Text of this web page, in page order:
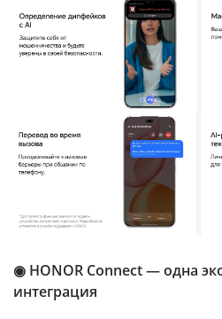
◉ HONOR Connect — одна
интеграция